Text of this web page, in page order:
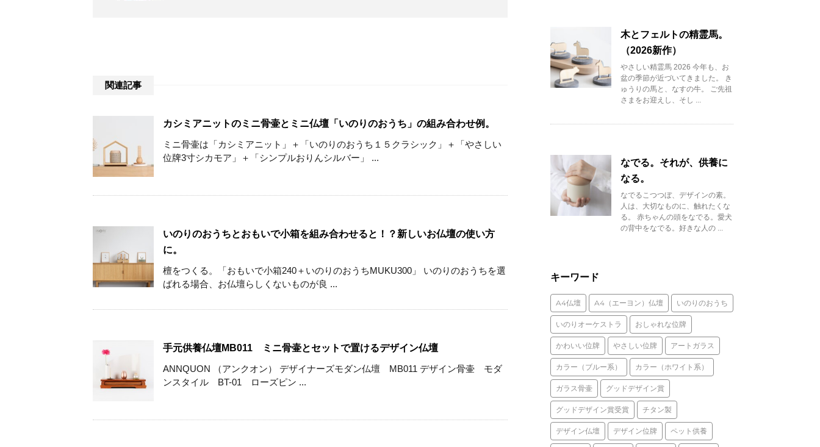
関連記事
カシミアニットのミニ骨壷とミニ仏壇「いのりのおうち」の組み合わせ例。
ミニ骨壷は「カシミアニット」＋「いのりのおうち１５クラシック」＋「やさしい
位牌3寸シカモア」＋「シンプルおりんシルバー」 ...
いのりのおうちとおもいで小箱を組み合わせると！？新しいお仏壇の使い方
に。
檀をつくる。「おもいで小箱240＋いのりのおうちMUKU300」 いのりのおうちを選
ばれる場合、お仏壇らしくないものが良 ...
手元供養仏壇MB011 ミニ骨壷とセットで置けるデザイン仏壇
ANNQUON （アンクオン） デザイナーズモダン仏壇 MB011 デザイン骨壷 モダ
ンスタイル BT-01 ローズピン ...
木とフェルトの精霊馬。
（2026新作）
やさしい精霊馬 2026 今年も、お
盆の季節が近づいてきました。 き
ゅうりの馬と、なすの牛。 ご先祖
さまをお迎えし、そし ...
なでる。それが、供養に
なる。
なでるこつつぼ、デザインの素。
人は、大切なものに、触れたくな
る。 赤ちゃんの頭をなでる。愛犬
の背中をなでる。好きな人の ...
キーワード
A4仏壇 A4（エーヨン）仏壇 いのりのおうち
いのりオーケストラ おしゃれな位牌
かわいい位牌 やさしい位牌 アートガラス
カラー（ブルー系） カラー（ホワイト系）
ガラス骨壷 グッドデザイン賞
グッドデザイン賞受賞 チタン製
デザイン仏壇 デザイン位牌 ペット供養